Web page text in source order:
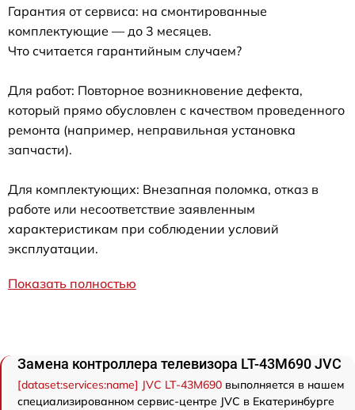
Гарантия от сервиса: на смонтированные
комплектующие — до 3 месяцев.
Что считается гарантийным случаем?
Для работ: Повторное возникновение дефекта,
который прямо обусловлен с качеством проведенного
ремонта (например, неправильная установка
запчасти).
Для комплектующих: Внезапная поломка, отказ в
работе или несоответствие заявленным
характеристикам при соблюдении условий
эксплуатации.
Показать полностью
Замена контроллера телевизора LT-43M690 JVC
[dataset:services:name] JVC LT-43M690 выполняется в нашем
специализированном сервис-центре JVC в Екатеринбурге